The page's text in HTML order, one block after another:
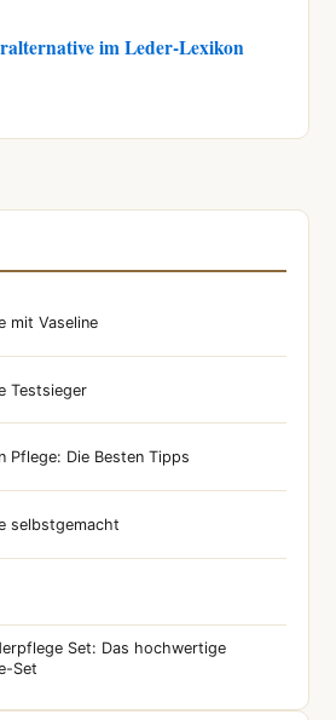
im Leder-Lexikon
mit Vaseline
Testsieger
Pflege: Die Besten Tipps
selbstgemacht
Set: Das hochwertige
Set